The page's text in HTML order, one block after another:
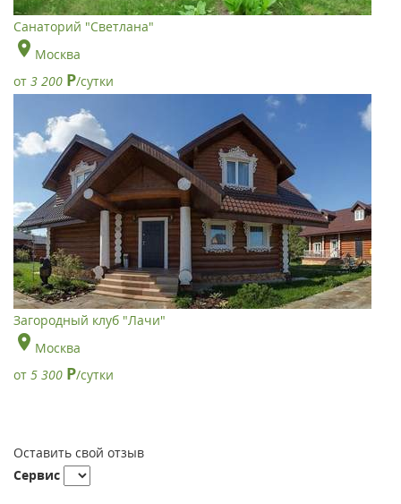
Санаторий "Светлана"
Москва
от 3 200 Р/сутки
Загородный клуб "Лачи"
Москва
от 5 300 Р/сутки
Оставить свой отзыв
Сервис